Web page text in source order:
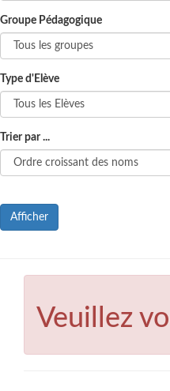
Groupe Pédagogique
Type d'Elève
Trier par ...
Afficher
Veuillez